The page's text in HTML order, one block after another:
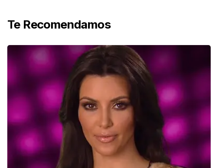
Te Recomendamos